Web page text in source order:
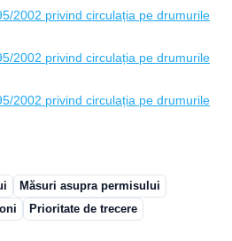
2002 privind circulația pe drumurile
2002 privind circulația pe drumurile
2002 privind circulația pe drumurile
Măsuri asupra permisului
Prioritate de trecere